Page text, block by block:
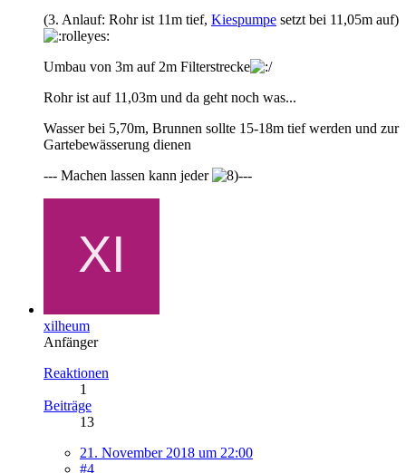
(3. Anlauf: Rohr ist 11m tief, Kiespumpe setzt bei 11,05m auf)
Umbau von 3m auf 2m Filterstrecke
Rohr ist auf 11,03m und da geht noch was...
Wasser bei 5,70m, Brunnen sollte 15-18m tief werden und zur
Gartebewässerung dienen
--- Machen lassen kann jeder
---
xilheum
Anfänger
Reaktionen
1
Beiträge
13
21. November 2018 um 22:00
#4